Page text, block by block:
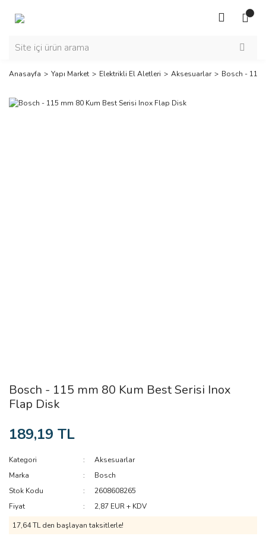
Anasayfa Yapı Market Elektrikli El Aletleri Aksesuarlar Bosch - 115
Bosch - 115 mm 80 Kum Best Serisi Inox
Flap Disk
189,19 TL
Kategori
Aksesuarlar
Marka
Bosch
Stok Kodu
2608608265
Fiyat
2,87 EUR + KDV
17,64 TL den başlayan taksitlerle!